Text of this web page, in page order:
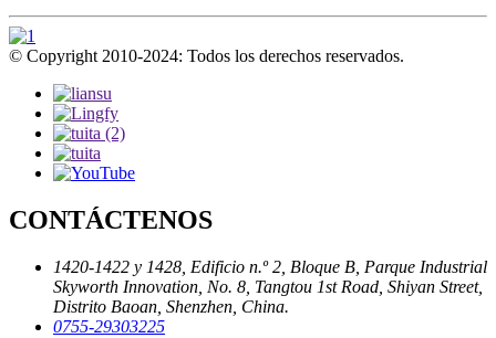
© Copyright 2010-2024: Todos los derechos reservados.
CONTÁCTENOS
1420-1422 y 1428, Edificio n.º 2, Bloque B, Parque Industrial
Skyworth Innovation, No. 8, Tangtou 1st Road, Shiyan Street,
Distrito Baoan, Shenzhen, China.
0755-29303225